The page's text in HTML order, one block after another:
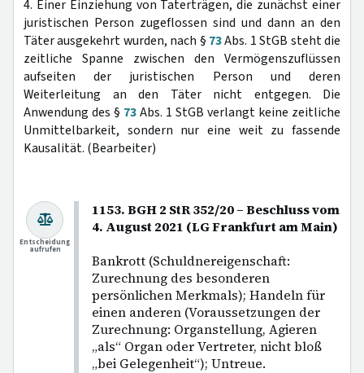
4. Einer Einziehung von Taterträgen, die zunächst einer
juristischen Person zugeflossen sind und dann an den
Täter ausgekehrt wurden, nach § 73Abs. 1 StGB steht die
zeitliche Spanne zwischen den Vermögenszuflüssen
aufseiten der juristischen Person und deren
Weiterleitung an den Täter nicht entgegen. Die
Anwendung des § 73Abs. 1 StGB verlangt keine zeitliche
Unmittelbarkeit, sondern nur eine weit zu fassende
Kausalität. (Bearbeiter)
1153. BGH 2 StR 352/20 – Beschluss vom
4. August 2021 (LG Frankfurt am Main)
Bankrott (Schuldnereigenschaft:
Zurechnung des besonderen
persönlichen Merkmals); Handeln für
einen anderen (Voraussetzungen der
Zurechnung: Organstellung, Agieren
„als“ Organ oder Vertreter, nicht bloß
„bei Gelegenheit“); Untreue.
Entscheidung
aufrufen